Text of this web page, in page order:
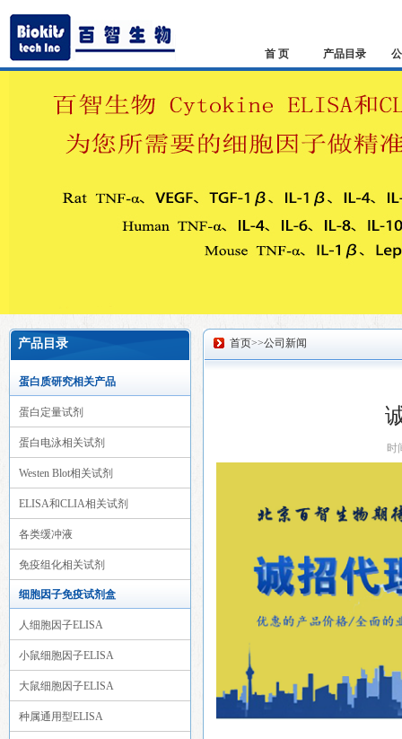
首 页 产品目录
产品目录
蛋白质研究相关产品
蛋白定量试剂
蛋白电泳相关试剂
Westen Blot相关试剂
ELISA和CLIA相关试剂
各类缓冲液
免疫组化相关试剂
细胞因子免疫试剂盒
人细胞因子ELISA
小鼠细胞因子ELISA
大鼠细胞因子ELISA
种属通用型ELISA
首页>>公司新闻
时